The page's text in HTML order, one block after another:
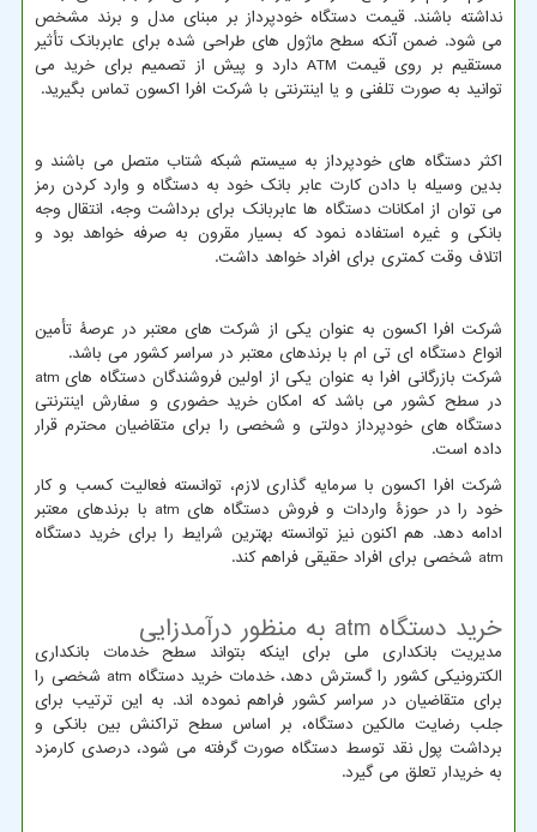
نداشته باشند. قیمت دستگاه خودپرداز بر مبنای مدل و برند مشخص
می شود. ضمن آنکه سطح ماژول های طراحی شده برای عابربانک تأثیر
مستقیم بر روی قیمت ATMدارد و پیش از تصمیم برای خرید می
توانید به صورت تلفنی و یا اینترنتی با شرکت افرا اکسون تماس بگیرید.
اکثر دستگاه های خودپرداز به سیستم شبکه شتاب متصل می باشند و
بدین وسیله با دادن کارت عابر بانک خود به دستگاه و وارد کردن رمز
می توان از امکانات دستگاه ها عابربانک برای برداشت وجه، انتقال وجه
بانکی و غیره استفاده نمود که بسیار مقرون به صرفه خواهد بود و
اتلاف وقت کمتری برای افراد خواهد داشت.
شرکت افرا اکسون به عنوان یکی از شرکت های معتبر در عرصۀ تأمین
انواع دستگاه ای تی ام با برندهای معتبر در سراسر کشور می باشد.
شرکت بازرگانی افرا به عنوان یکی از اولین فروشندگان دستگاه های atm
در سطح کشور می باشد که امکان خرید حضوری و سفارش اینترنتی
دستگاه های خودپرداز دولتی و شخصی را برای متقاضیان محترم قرار
داده است.
شرکت افرا اکسون با سرمایه گذاری لازم، توانسته فعالیت کسب و کار
خود را در حوزۀ واردات و فروش دستگاه های atm با برندهای معتبر
ادامه دهد. هم اکنون نیز توانسته بهترین شرایط را برای خرید دستگاه
atm شخصی برای افراد حقیقی فراهم کند.
خرید دستگاه atm به منظور درآمدزایی
مدیریت بانکداری ملی برای اینکه بتواند سطح خدمات بانکداری
الکترونیکی کشور را گسترش دهد، خدمات خرید دستگاه atm شخصی را
برای متقاضیان در سراسر کشور فراهم نموده اند. به این ترتیب برای
جلب رضایت مالکین دستگاه، بر اساس سطح تراکنش بین بانکی و
برداشت پول نقد توسط دستگاه صورت گرفته می شود، درصدی کارمزد
به خریدار تعلق می گیرد.